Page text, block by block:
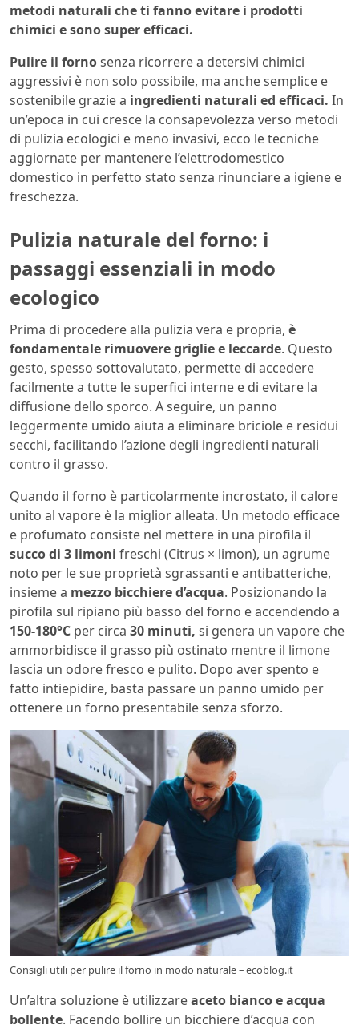
metodi naturali che ti fanno evitare i prodotti
chimici e sono super efficaci.
Pulire il fornosenza ricorrere a detersivi chimici
aggressivi è non solo possibile, ma anche semplice e
sostenibile grazie a ingredienti naturali ed efficaci. In
un’epoca in cui cresce la consapevolezza verso metodi
di pulizia ecologici e meno invasivi, ecco le tecniche
aggiornate per mantenere l’elettrodomestico
domestico in perfetto stato senza rinunciare a igiene e
freschezza.
Pulizia naturale del forno: i
passaggi essenziali in modo
ecologico
Prima di procedere alla pulizia vera e propria, è
fondamentale rimuovere griglie e leccarde. Questo
gesto, spesso sottovalutato, permette di accedere
facilmente a tutte le superfici interne e di evitare la
diffusione dello sporco. A seguire, un panno
leggermente umido aiuta a eliminare briciole e residui
secchi, facilitando l’azione degli ingredienti naturali
contro il grasso.
Quando il forno è particolarmente incrostato, il calore
unito al vapore è la miglior alleata. Un metodo efficace
e profumato consiste nel mettere in una pirofila il
succo di 3 limoni freschi (Citrus × limon), un agrume
noto per le sue proprietà sgrassanti e antibatteriche,
insieme a mezzo bicchiere d’acqua. Posizionando la
pirofila sul ripiano più basso del forno e accendendo a
150-180°C per circa 30 minuti, si genera un vapore che
ammorbidisce il grasso più ostinato mentre il limone
lascia un odore fresco e pulito. Dopo aver spento e
fatto intiepidire, basta passare un panno umido per
ottenere un forno presentabile senza sforzo.
Consigli utili per pulire il forno in modo naturale – ecoblog.it
Un’altra soluzione è utilizzareaceto bianco e acqua
bollente. Facendo bollire un bicchiere d’acqua con